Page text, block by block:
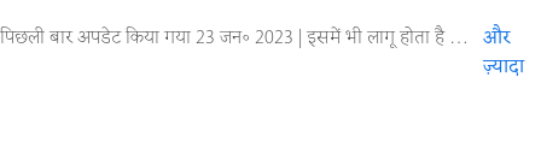
पिछली बार अपडेट किया गया23 जन॰ 2023 | इसमें भी लागू होता है Adobe Lightroom
और
ज़्यादा